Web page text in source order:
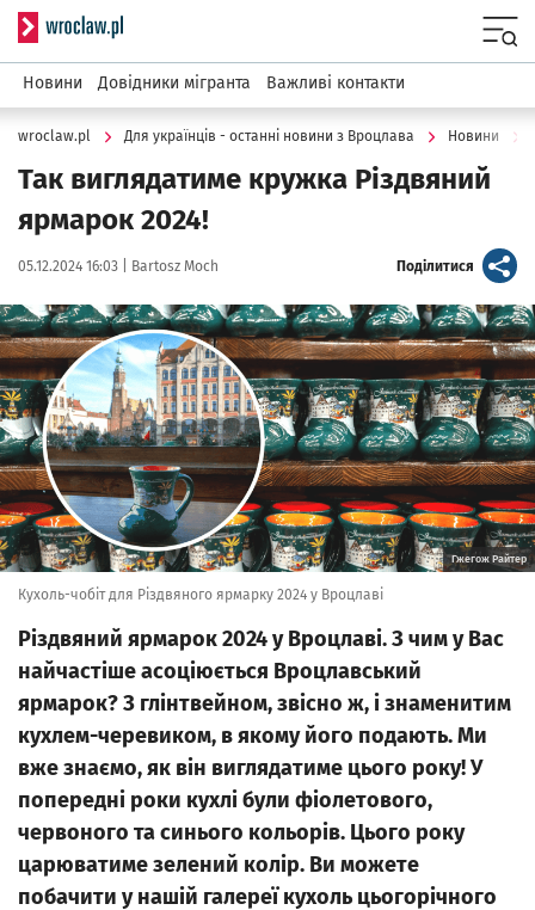
Serwis informacyjny wroclaw.pl
Новини Довідники мігранта Важливі контакти
wroclaw.pl Для українців - останні новини з Вроцлава Новини
Так виглядатиме кружка Різдвяний
ярмарок 2024!
Data publikacji:
05.12.2024 16:03 | Autor:
Bartosz Moch Поділитися artykuł
Kliknij, aby powiększyć
Гжегож Райтер
Кухоль-чобіт для Різдвяного ярмарку 2024 у Вроцлаві
Різдвяний ярмарок 2024 у Вроцлаві. З чим у Вас
найчастіше асоціюється Вроцлавський
ярмарок? З глінтвейном, звісно ж, і знаменитим
кухлем-черевиком, в якому його подають. Ми
вже знаємо, як він виглядатиме цього року! У
попередні роки кухлі були фіолетового,
червоного та синього кольорів. Цього року
царюватиме зелений колір. Ви можете
побачити у нашій галереї кухоль цьогорічного